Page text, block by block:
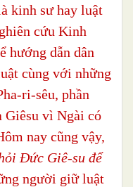
kinh sư hay luật
cứu Kinh
hướng dẫn dân
cùng với những
ri-sêu, phần
Giêsu vì Ngài có
nay cũng vậy,
Đức Giê-su để
người giữ luật